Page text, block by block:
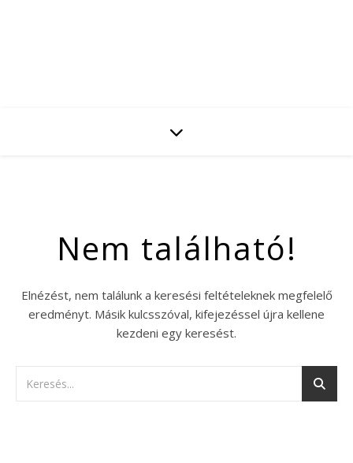
Nem található!
Elnézést, nem találunk a keresési feltételeknek megfelelő
eredményt. Másik kulcsszóval, kifejezéssel újra kellene
kezdeni egy keresést.